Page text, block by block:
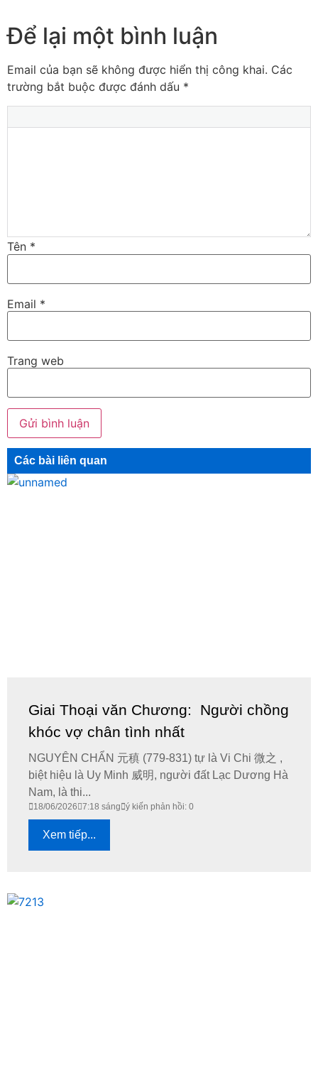
Để lại một bình luận
Email của bạn sẽ không được hiển thị công khai. Các
trường bắt buộc được đánh dấu *
Tên *
Email *
Trang web
Các bài liên quan
Giai Thoại văn Chương: Người chồng
khóc vợ chân tình nhất
NGUYÊN CHẨN 元稹 (779-831) tự là Vi Chi 微之 ,
biệt hiệu là Uy Minh 威明, người đất Lạc Dương Hà
Nam, là thi...
18/06/2026 7:18 sáng ý kiến phản hồi: 0
Xem tiếp...